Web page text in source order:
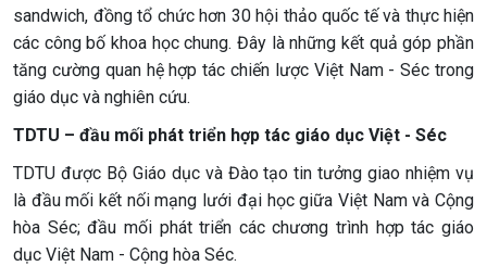
sandwich, đồng tổ chức hơn 30 hội thảo quốc tế và thực hiện
các công bố khoa học chung. Đây là những kết quả góp phần
tăng cường quan hệ hợp tác chiến lược Việt Nam - Séc trong
giáo dục và nghiên cứu.
TDTU – đầu mối phát triển hợp tác giáo dục Việt - Séc
TDTU được Bộ Giáo dục và Đào tạo tin tưởng giao nhiệm vụ
là đầu mối kết nối mạng lưới đại học giữa Việt Nam và Cộng
hòa Séc; đầu mối phát triển các chương trình hợp tác giáo
dục Việt Nam - Cộng hòa Séc.